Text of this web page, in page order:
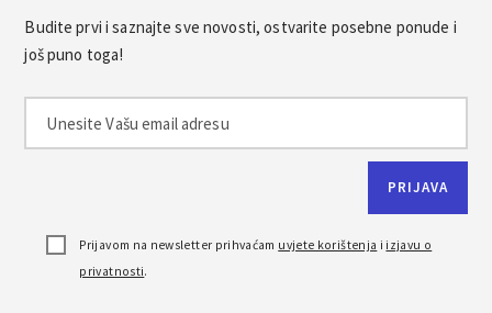
Budite prvi i saznajte sve novosti, ostvarite posebne ponude i
još puno toga!
Prijavom na newsletter prihvaćam uvjete korištenja i izjavu o
privatnosti.